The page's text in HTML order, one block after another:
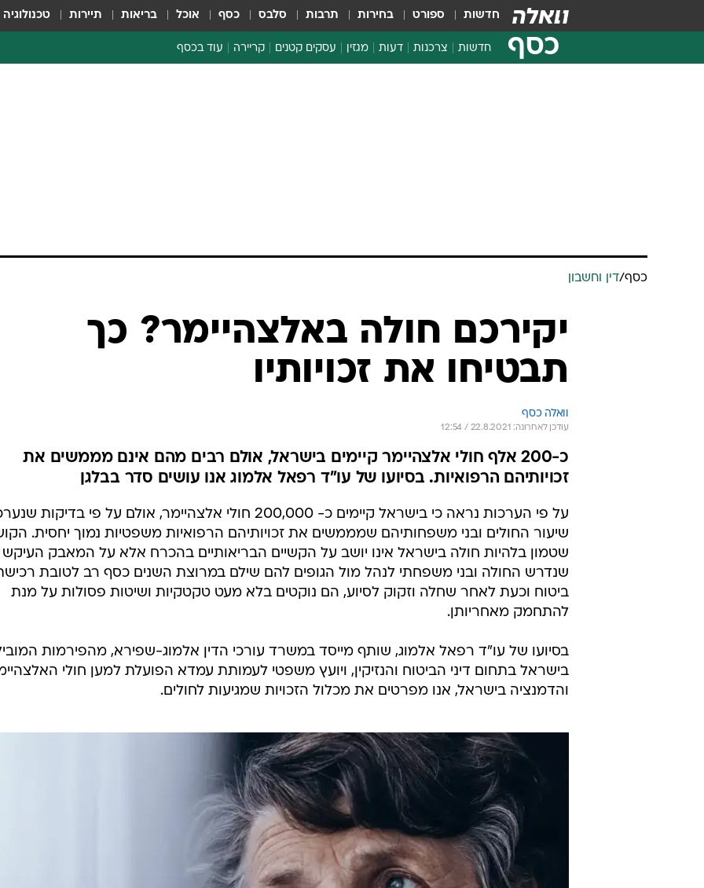
חדשות ספורט בחירות תרבות סלבס כסף אוכל בריאות תיירות טכנולוגיה
כסף חדשות צרכנות דעות מגזין עסקים קטנים קריירה עוד בכסף
כסף/דין וחשבון
יקירכם חולה באלצהיימר? כך
תבטיחו את זכויותיו
וואלה כסף
עודכן לאחרונה: 22.8.2021 / 12:54
כ-200 אלף חולי אלצהיימר קיימים בישראל, אולם רבים מהם אינם מממשים את
זכויותיהם הרפואיות. בסיועו של עו"ד רפאל אלמוג אנו עושים סדר בבלגן
על פי הערכות נראה כי בישראל קיימים כ- 200,000 חולי אלצהיימר, אולם על פי בדיקות
שיעור החולים ובני משפחותיהם שמממשים את זכויותיהם הרפואיות משפטיות נמוך יחסית.
שטמון בלהיות חולה בישראל אינו יושב על הקשיים הבריאותיים בהכרח אלא על המאבק העיקש
שנדרש החולה ובני משפחתי לנהל מול הגופים להם שילם במרוצת השנים כסף רב לטובת
ביטוח וכעת לאחר שחלה וזקוק לסיוע, הם נוקטים בלא מעט טקטקיות ושיטות פסולות על מנת
להתחמק מאחריותן.
בסיועו של עו"ד רפאל אלמוג, שותף מייסד במשרד עורכי הדין אלמוג-שפירא, מהפירמות
בישראל בתחום דיני הביטוח והנזיקין, ויועץ משפטי לעמותת עמדא הפועלת למען חולי
והדמנציה בישראל, אנו מפרטים את מכלול הזכויות שמגיעות לחולים.